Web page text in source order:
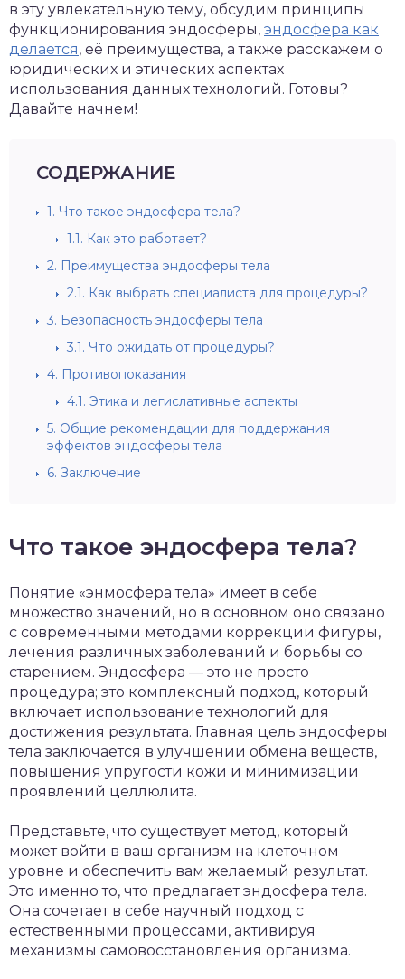
в эту увлекательную тему, обсудим принципы
функционирования эндосферы, эндосфера как
делается, её преимущества, а также расскажем о
юридических и этических аспектах
использования данных технологий. Готовы?
Давайте начнем!
СОДЕРЖАНИЕ
1. Что такое эндосфера тела?
1.1. Как это работает?
2. Преимущества эндосферы тела
2.1. Как выбрать специалиста для процедуры?
3. Безопасность эндосферы тела
3.1. Что ожидать от процедуры?
4. Противопоказания
4.1. Этика и легислативные аспекты
5. Общие рекомендации для поддержания
эффектов эндосферы тела
6. Заключение
Что такое эндосфера тела?
Понятие «энмосфера тела» имеет в себе
множество значений, но в основном оно связано
с современными методами коррекции фигуры,
лечения различных заболеваний и борьбы со
старением. Эндосфера — это не просто
процедура; это комплексный подход, который
включает использование технологий для
достижения результата. Главная цель эндосферы
тела заключается в улучшении обмена веществ,
повышения упругости кожи и минимизации
проявлений целлюлита.
Представьте, что существует метод, который
может войти в ваш организм на клеточном
уровне и обеспечить вам желаемый результат.
Это именно то, что предлагает эндосфера тела.
Она сочетает в себе научный подход с
естественными процессами, активируя
механизмы самовосстановления организма.